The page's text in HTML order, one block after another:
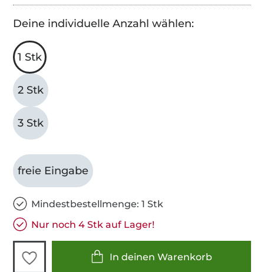
Deine individuelle Anzahl wählen:
1 Stk
2 Stk
3 Stk
freie Eingabe
Mindestbestellmenge: 1 Stk
Nur noch 4 Stk auf Lager!
In deinen Warenkorb